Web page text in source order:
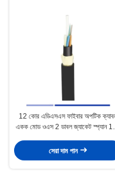
12 কোর এডিএসএস ফাইবার অপটিক
একক মোড ওএস 2 ডাবল জ্যাকেট স্প্যান
সেরা দাম পান